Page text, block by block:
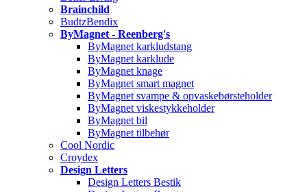
Brainchild
BudtzBendix
ByMagnet - Reenberg's
ByMagnet karkludstang
ByMagnet karklude
ByMagnet knage
ByMagnet smart magnet
ByMagnet svampe & opvaskebørsteholder
ByMagnet viskestykkeholder
ByMagnet bil
ByMagnet tilbehør
Cool Nordic
Croydex
Design Letters
Design Letters Bestik